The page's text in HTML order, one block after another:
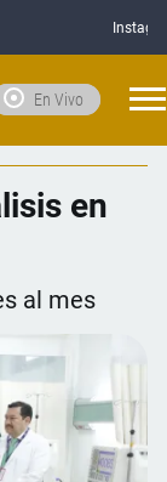
En Vivo
en
al mes